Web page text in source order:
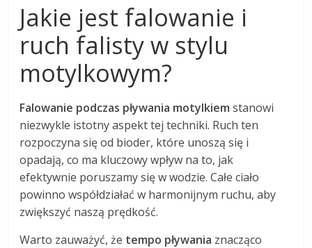
Jakie jest falowanie i
ruch falisty w stylu
motylkowym?
Falowanie podczas pływania motylkiem stanowi
niezwykle istotny aspekt tej techniki. Ruch ten
rozpoczyna się od bioder, które unoszą się i
opadają, co ma kluczowy wpływ na to, jak
efektywnie poruszamy się w wodzie. Całe ciało
powinno współdziałać w harmonijnym ruchu, aby
zwiększyć naszą prędkość.
Warto zauważyć, że tempo pływania znacząco